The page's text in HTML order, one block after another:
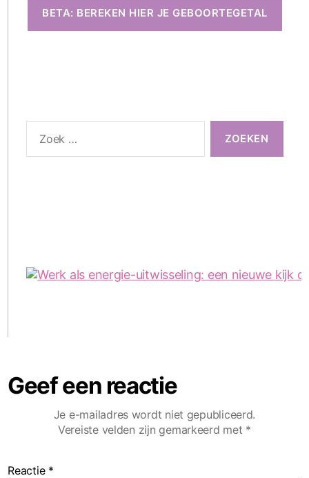
BETA: BEREKEN HIER JE GEBOORTEGETAL
naar:
Geef een reactie
Je e-mailadres wordt niet gepubliceerd.
Vereiste velden zijn gemarkeerd met *
Reactie *